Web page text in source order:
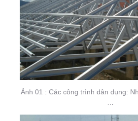
Ảnh 01 : Các công trình dân dụng: